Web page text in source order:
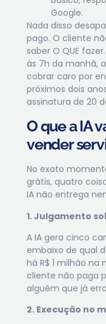
Google.
Nada disso
pago. O cliente
saber O QUE
às 7h da manhã,
cobrar caro por
próximos dois
assinatura de 20
O que a IA
vender
No exato
grátis, quatro
IA não entrega
1. Julgamento
A IA gera cinco
embaixo de qual
há R$ 1 milhão na
cliente não paga
alguém que já
2. Execução no